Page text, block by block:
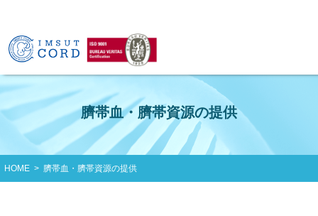
臍帯血・臍帯資源の提供
HOME > 臍帯血・臍帯資源の提供